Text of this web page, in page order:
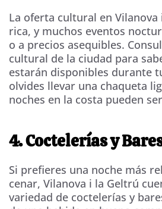
La oferta cultural en
rica, y muchos eventos
o a precios asequibles.
cultural de la ciudad para
estarán disponibles durante
olvides llevar una chaqueta
noches en la costa pueden
4. Coctelerías y
Si prefieres una noche más
cenar, Vilanova i la Geltrú
variedad de coctelerías y